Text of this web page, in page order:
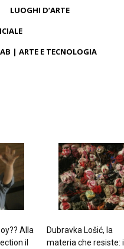
LUOGHI D’ARTE
| ARTE E TECNOLOGIA
Alla
il
Dubravka Lošić, la
materia che resiste: il